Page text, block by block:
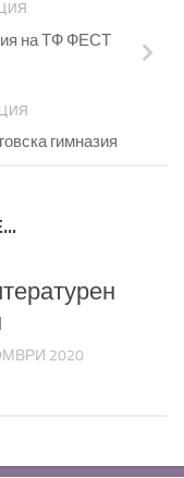
на ТФ ФЕСТ
гимназия
2020